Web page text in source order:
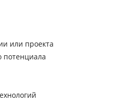
или проекта
потенциала